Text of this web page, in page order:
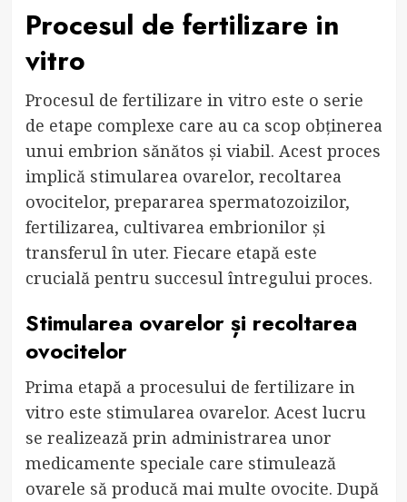
Procesul de fertilizare in
vitro
Procesul de fertilizare in vitro este o serie
de etape complexe care au ca scop obținerea
unui embrion sănătos și viabil. Acest proces
implică stimularea ovarelor, recoltarea
ovocitelor, prepararea spermatozoizilor,
fertilizarea, cultivarea embrionilor și
transferul în uter. Fiecare etapă este
crucială pentru succesul întregului proces.
Stimularea ovarelor și recoltarea
ovocitelor
Prima etapă a procesului de fertilizare in
vitro este stimularea ovarelor. Acest lucru
se realizează prin administrarea unor
medicamente speciale care stimulează
ovarele să producă mai multe ovocite. După